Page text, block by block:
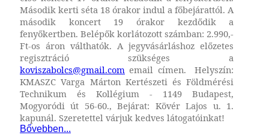
Második kerti séta 18 órakor indul a főbejárattól. A
második koncert 19 órakor kezdődik a
fenyőkertben. Belépők korlátozott számban: 2.990,-
Ft-os áron válthatók. A jegyvásárláshoz előzetes
regisztráció szükséges a
koviszabolcs@gmail.com email címen. Helyszín:
KMASZC Varga Márton Kertészeti és Földmérési
Technikum és Kollégium - 1149 Budapest,
Mogyoródi út 56-60., Bejárat: Kövér Lajos u. 1.
kapunál. Szeretettel várjuk kedves látogatóinkat!
Bővebben...